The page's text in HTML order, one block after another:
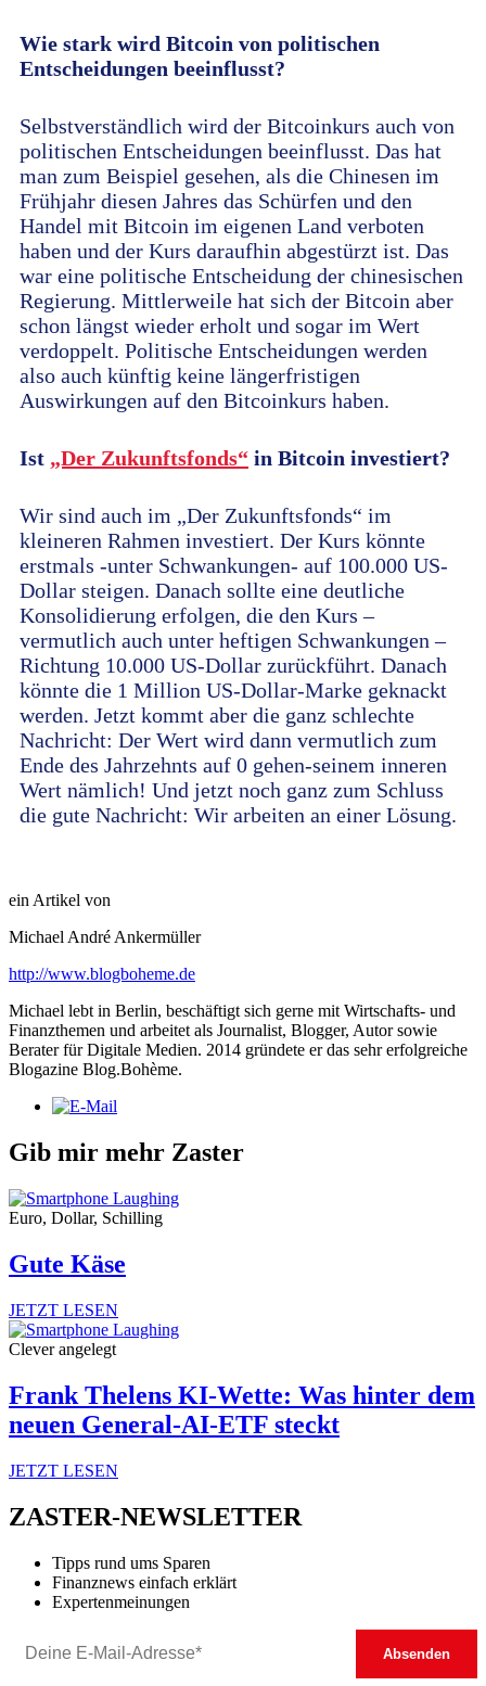
Wie stark wird Bitcoin von politischen
Entscheidungen beeinflusst?
Selbstverständlich wird der Bitcoinkurs auch von
politischen Entscheidungen beeinflusst. Das hat
man zum Beispiel gesehen, als die Chinesen im
Frühjahr diesen Jahres das Schürfen und den
Handel mit Bitcoin im eigenen Land verboten
haben und der Kurs daraufhin abgestürzt ist. Das
war eine politische Entscheidung der chinesischen
Regierung. Mittlerweile hat sich der Bitcoin aber
schon längst wieder erholt und sogar im Wert
verdoppelt. Politische Entscheidungen werden
also auch künftig keine längerfristigen
Auswirkungen auf den Bitcoinkurs haben.
Ist „Der Zukunftsfonds“ in Bitcoin investiert?
Wir sind auch im „Der Zukunftsfonds“ im
kleineren Rahmen investiert. Der Kurs könnte
erstmals -unter Schwankungen- auf 100.000 US-
Dollar steigen. Danach sollte eine deutliche
Konsolidierung erfolgen, die den Kurs –
vermutlich auch unter heftigen Schwankungen –
Richtung 10.000 US-Dollar zurückführt. Danach
könnte die 1 Million US-Dollar-Marke geknackt
werden. Jetzt kommt aber die ganz schlechte
Nachricht: Der Wert wird dann vermutlich zum
Ende des Jahrzehnts auf 0 gehen-seinem inneren
Wert nämlich! Und jetzt noch ganz zum Schluss
die gute Nachricht: Wir arbeiten an einer Lösung.
ein Artikel von
Michael André Ankermüller
http://www.blogboheme.de
Michael lebt in Berlin, beschäftigt sich gerne mit Wirtschafts- und
Finanzthemen und arbeitet als Journalist, Blogger, Autor sowie
Berater für Digitale Medien. 2014 gründete er das sehr erfolgreiche
Blogazine Blog.Bohème.
Gib mir mehr Zaster
Euro, Dollar, Schilling
Gute Käse
JETZT LESEN
Clever angelegt
Frank Thelens KI-Wette: Was hinter dem
neuen General-AI-ETF steckt
JETZT LESEN
ZASTER-NEWSLETTER
Tipps rund ums Sparen
Finanznews einfach erklärt
Expertenmeinungen